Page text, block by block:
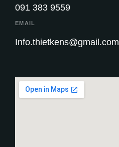
091 383 9559
EMAIL
Info.thietkens@gmail.com